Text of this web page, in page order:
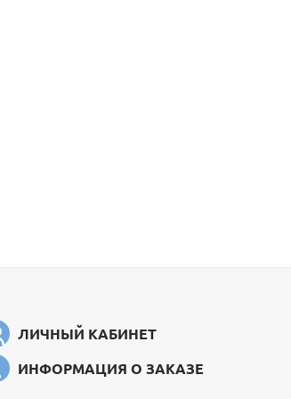
ЛИЧНЫЙ КАБИНЕТ
ИНФОРМАЦИЯ О ЗАКАЗЕ